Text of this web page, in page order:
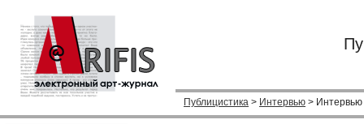
Публицистика > Интервью >